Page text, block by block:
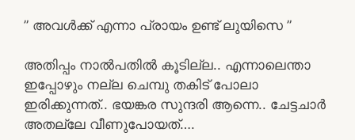
” അവൾക്ക് എന്നാ പ്രായം ഉണ്ട് ലുയിസെ ”
അതിപ്പം നാൽപതിൽ കൂടില്ല.. എന്നാലെന്താ
ഇപ്പോഴും നല്ല ചെമ്പു തകിട് പോലാ
ഇരിക്കുന്നത്.. ഭയങ്കര സുന്ദരി ആന്നെ.. ചേട്ടചാർ
അതല്ലേ വീണുപോയത്….